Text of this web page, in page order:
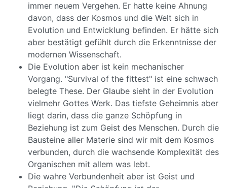
immer neuem Vergehen. Er hatte keine Ahnung
davon, dass der Kosmos und die Welt sich in
Evolution und Entwicklung befinden. Er hätte sich
aber bestätigt gefühlt durch die Erkenntnisse der
modernen Wissenschaft.
Die Evolution aber ist kein mechanischer
Vorgang. "Survival of the fittest" ist eine schwach
belegte These. Der Glaube sieht in der Evolution
vielmehr Gottes Werk. Das tiefste Geheimnis aber
liegt darin, dass die ganze Schöpfung in
Beziehung ist zum Geist des Menschen. Durch die
Bausteine aller Materie sind wir mit dem Kosmos
verbunden, durch die wachsende Komplexität des
Organischen mit allem was lebt.
Die wahre Verbundenheit aber ist Geist und